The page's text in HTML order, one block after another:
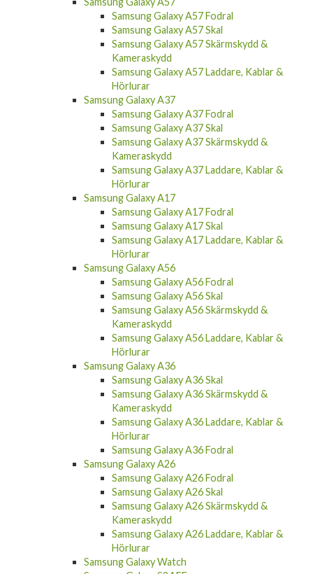
Samsung Galaxy Z Flip 7 FE
Samsung Galaxy Z Flip 7 FE Skal
Samsung Galaxy Z Flip 7 FE Skärmskydd &
Kameraskydd
Samsung Galaxy A57
Samsung Galaxy A57 Fodral
Samsung Galaxy A57 Skal
Samsung Galaxy A57 Skärmskydd &
Kameraskydd
Samsung Galaxy A57 Laddare, Kablar &
Hörlurar
Samsung Galaxy A37
Samsung Galaxy A37 Fodral
Samsung Galaxy A37 Skal
Samsung Galaxy A37 Skärmskydd &
Kameraskydd
Samsung Galaxy A37 Laddare, Kablar &
Hörlurar
Samsung Galaxy A17
Samsung Galaxy A17 Fodral
Samsung Galaxy A17 Skal
Samsung Galaxy A17 Laddare, Kablar &
Hörlurar
Samsung Galaxy A56
Samsung Galaxy A56 Fodral
Samsung Galaxy A56 Skal
Samsung Galaxy A56 Skärmskydd &
Kameraskydd
Samsung Galaxy A56 Laddare, Kablar &
Hörlurar
Samsung Galaxy A36
Samsung Galaxy A36 Skal
Samsung Galaxy A36 Skärmskydd &
Kameraskydd
Samsung Galaxy A36 Laddare, Kablar &
Hörlurar
Samsung Galaxy A36 Fodral
Samsung Galaxy A26
Samsung Galaxy A26 Fodral
Samsung Galaxy A26 Skal
Samsung Galaxy A26 Skärmskydd &